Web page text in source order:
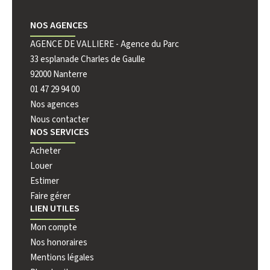
NOS AGENCES
AGENCE DE VALLIERE - Agence du Parc
33 esplanade Charles de Gaulle
92000 Nanterre
01 47 29 94 00
Nos agences
Nous contacter
NOS SERVICES
Acheter
Louer
Estimer
Faire gérer
LIEN UTILES
Mon compte
Nos honoraires
Mentions légales